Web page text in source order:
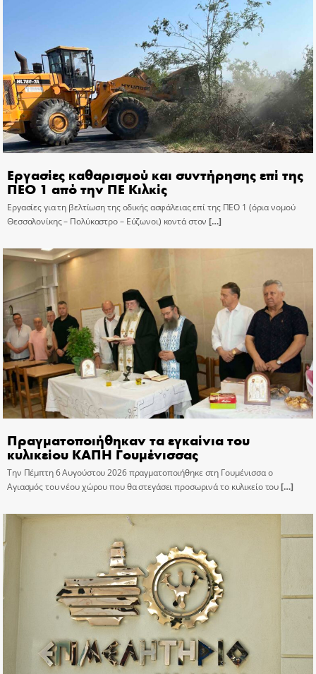
Εργασίες καθαρισμού και συντήρησης επί της
ΠΕΟ 1 από την ΠΕ Κιλκίς
Εργασίες για τη βελτίωση της οδικής ασφάλειας επί της ΠΕΟ 1 (όρια νομού
Θεσσαλονίκης – Πολύκαστρο – Εύζωνοι) κοντά στον […]
Πραγματοποιήθηκαν τα εγκαίνια του
κυλικείου ΚΑΠΗ Γουμένισσας
Την Πέμπτη 6 Αυγούστου 2026 πραγματοποιήθηκε στη Γουμένισσα ο
Αγιασμός του νέου χώρου που θα στεγάσει προσωρινά το κυλικείο του[…]